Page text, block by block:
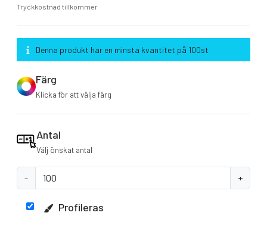
Tryckkostnad tillkommer
Denna produkt har en minsta kvantitet på 100st
Färg
Klicka för att välja färg
Antal
Välj önskat antal
- +
Profileras